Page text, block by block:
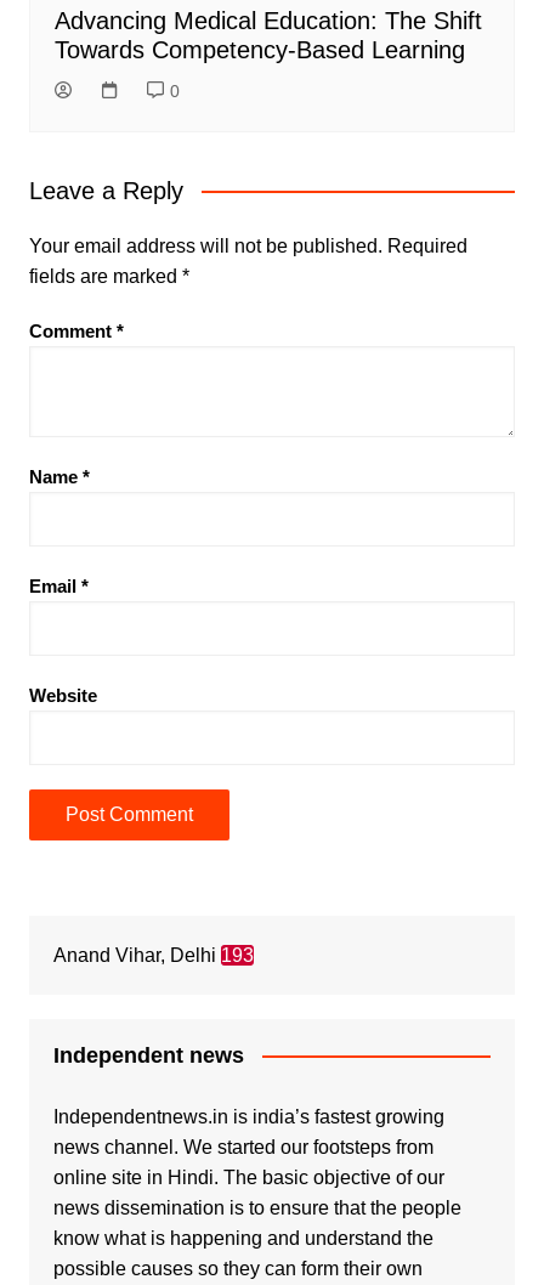
Advancing Medical Education: The Shift
Towards Competency-Based Learning
0
Leave a Reply
Your email address will not be published. Required
fields are marked *
Comment *
Name *
Email *
Website
Anand Vihar, Delhi 193
Independent news
Independentnews.in is india’s fastest growing
news channel. We started our footsteps from
online site in Hindi. The basic objective of our
news dissemination is to ensure that the people
know what is happening and understand the
possible causes so they can form their own